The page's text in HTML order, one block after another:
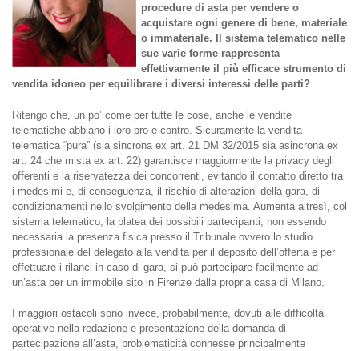
procedure di asta per vendere o
acquistare ogni genere di bene, materiale
o immateriale. Il sistema telematico nelle
sue varie forme rappresenta
effettivamente il più̀ efficace strumento di
vendita idoneo per equilibrare i diversi interessi delle parti?
Ritengo che, un po’ come per tutte le cose, anche le vendite
telematiche abbiano i loro pro e contro. Sicuramente la vendita
telematica “pura” (sia sincrona ex art. 21 DM 32/2015 sia asincrona ex
art. 24 che mista ex art. 22) garantisce maggiormente la privacy degli
offerenti e la riservatezza dei concorrenti, evitando il contatto diretto tra
i medesimi e, di conseguenza, il rischio di alterazioni della gara, di
condizionamenti nello svolgimento della medesima. Aumenta altresì, col
sistema telematico, la platea dei possibili partecipanti; non essendo
necessaria la presenza fisica presso il Tribunale ovvero lo studio
professionale del delegato alla vendita per il deposito dell’offerta e per
effettuare i rilanci in caso di gara, si può partecipare facilmente ad
un’asta per un immobile sito in Firenze dalla propria casa di Milano.
I maggiori ostacoli sono invece, probabilmente, dovuti alle difficoltà
operative nella redazione e presentazione della domanda di
partecipazione all’asta, problematicità connesse principalmente